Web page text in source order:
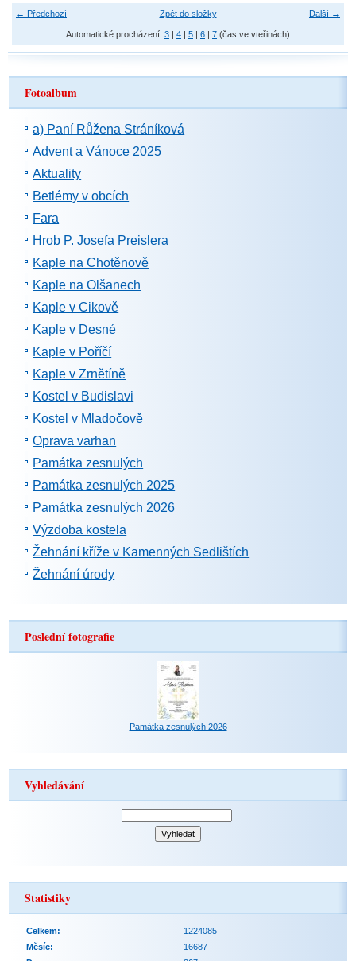
← Předchozí Další →
Zpět do složky
Automatické procházení: 3 | 4 | 5 | 6 | 7 (čas ve vteřinách)
Fotoalbum
a) Paní Růžena Stráníková
Advent a Vánoce 2025
Aktuality
Betlémy v obcích
Fara
Hrob P. Josefa Preislera
Kaple na Chotěnově
Kaple na Olšanech
Kaple v Cikově
Kaple v Desné
Kaple v Poříčí
Kaple v Zrnětíně
Kostel v Budislavi
Kostel v Mladočově
Oprava varhan
Památka zesnulých
Památka zesnulých 2025
Památka zesnulých 2026
Výzdoba kostela
Žehnání kříže v Kamenných Sedlištích
Žehnání úrody
Poslední fotografie
Památka zesnulých 2026
Vyhledávání
Statistiky
Celkem:
1224085
Měsíc:
16687